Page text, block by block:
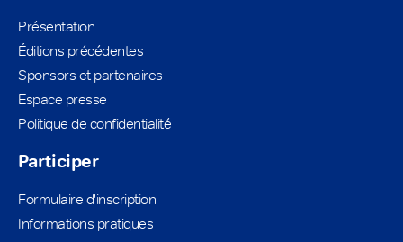
Présentation
Éditions précédentes
Sponsors et partenaires
Espace presse
Politique de confidentialité
Participer
Formulaire d'inscription
Informations pratiques